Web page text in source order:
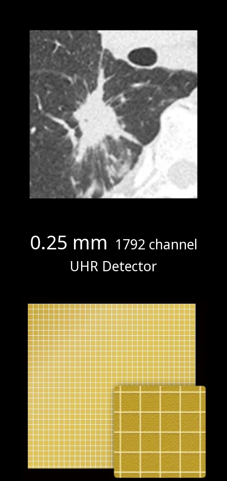
0.25 mm 1792 channel
UHR Detector